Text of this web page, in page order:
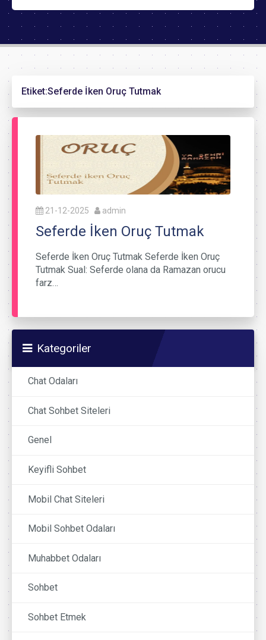
Etiket:Seferde İken Oruç Tutmak
21-12-2025 admin
Seferde İken Oruç Tutmak
Seferde İken Oruç Tutmak Seferde İken Oruç
Tutmak Sual: Seferde olana da Ramazan orucu
farz…
Kategoriler
Chat Odaları
Chat Sohbet Siteleri
Genel
Keyifli Sohbet
Mobil Chat Siteleri
Mobil Sohbet Odaları
Muhabbet Odaları
Sohbet
Sohbet Etmek